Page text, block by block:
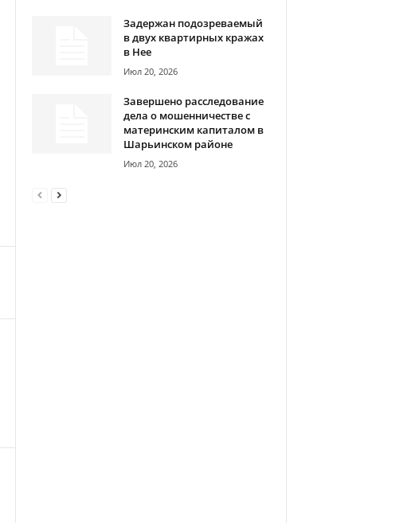
Задержан подозреваемый
в двух квартирных кражах
в Нее
Июл 20, 2026
Завершено расследование
дела о мошенничестве с
материнским капиталом в
Шарьинском районе
Июл 20, 2026